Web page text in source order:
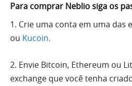
Para comprar Neblio siga os
1. Crie uma conta em uma das
ou Kucoin.
2. Envie Bitcoin, Ethereum ou
exchange que você tenha